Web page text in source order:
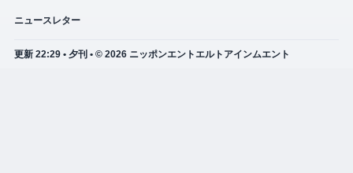
ニュースレター
更新 22:29 • 夕刊 • © 2026 ニッポンエントエルトアインムエント